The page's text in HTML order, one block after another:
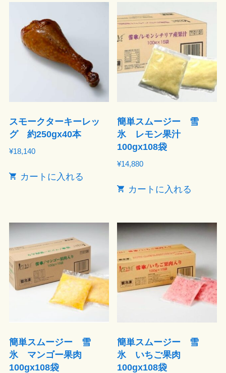
スモークターキーレッ
グ 約250gx40本
¥18,140
カートに入れる
簡単スムージー 雪
氷 レモン果汁
100gx108袋
¥14,880
カートに入れる
簡単スムージー 雪
氷 マンゴー果肉
100gx108袋
簡単スムージー 雪
氷 いちご果肉
100gx108袋